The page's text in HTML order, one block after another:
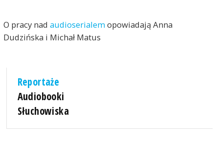
O pracy nad audioserialemopowiadają Anna
Dudzińska i Michał Matus
Reportaże
Audiobooki
Słuchowiska